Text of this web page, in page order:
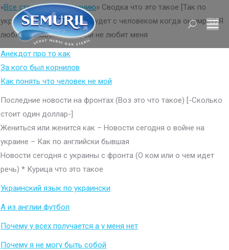
Search:
«Все страны по населению» Сводка что это такое [Так по
украински перевод] (Что будет с человеком когда он умрет) Я
люблю человека который не любит меня
Анекдот про то как
За кого был корнилов
Как понять что человек не мой
Последние новости на фронтах (Воз это что такое) [-Сколько
стоит один доллар-]
Жениться или женится как – Новости сегодня о войне на
украине – Как по английски бывшая
Новости сегодня с украины с фронта (О ком или о чем идет
речь) * Курица что это такое
Украинский язык по украински
А из англии футбол
Почему у всех получается а у меня нет
Почему я не могу быть собой